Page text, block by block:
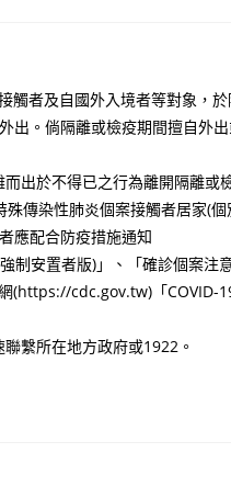
觸者及自國外入境者等對象，
出。倘隔離或檢疫期間擅自外
出於不得已之行為離開隔離或
傳染性肺炎個案接觸者居家(個
應配合防疫措施通知
制安置者版)」、「確診個案注
(https://cdc.gov.tw)「COVID-
繫所在地方政府或1922。